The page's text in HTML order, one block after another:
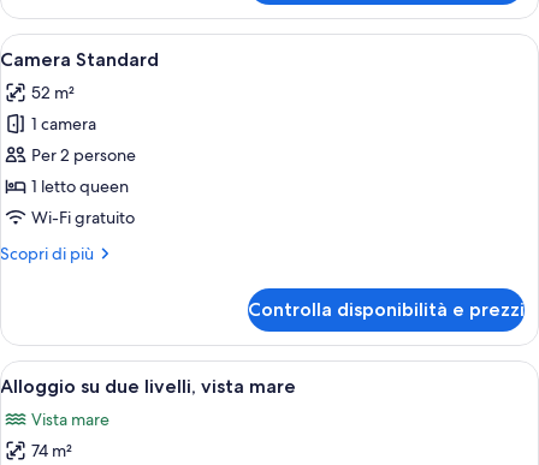
Standard
su
due
Apri
tutte
le
foto
per
Camera
Standard
Una camera d'albergo con un letto,
10
Camera Standard
52 m²
1 camera
Per 2 persone
1 letto queen
Wi-Fi gratuito
Scopri di più
Altri
Standard
Controlla disponibilità e prezzi
Apri
tutte
le
foto
Un soggiorno moderno con un
20
Alloggio su due livelli, vista mare
Vista mare
74 m²